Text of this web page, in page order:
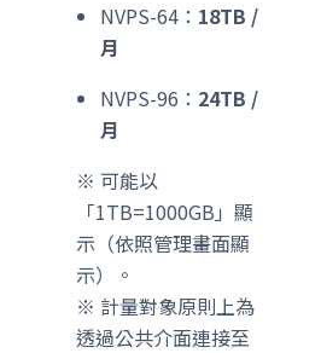
NVPS-64： 18TB /
月
NVPS-96： 24TB /
月
※ 可能以
「1TB=1000GB」顯
示（依照管理畫面顯
示）。
※ 計量對象原則上為
透過公共介面連接至